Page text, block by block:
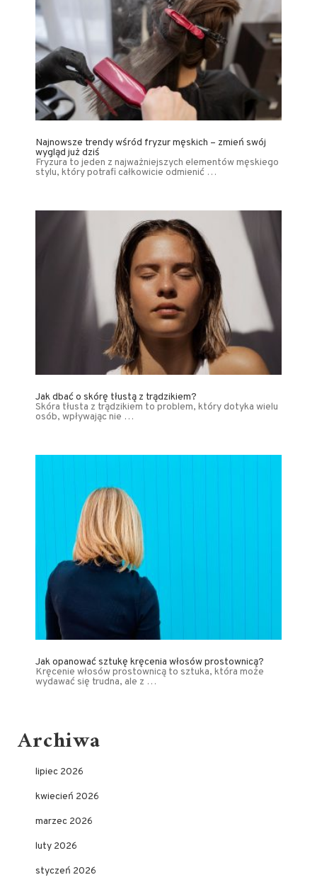
Najnowsze trendy wśród fryzur męskich – zmień swój
wygląd już dziś
Fryzura to jeden z najważniejszych elementów męskiego
stylu, który potrafi całkowicie odmienić …
Jak dbać o skórę tłustą z trądzikiem?
Skóra tłusta z trądzikiem to problem, który dotyka wielu
osób, wpływając nie …
Jak opanować sztukę kręcenia włosów prostownicą?
Kręcenie włosów prostownicą to sztuka, która może
wydawać się trudna, ale z …
Archiwa
lipiec 2026
kwiecień 2026
marzec 2026
luty 2026
styczeń 2026